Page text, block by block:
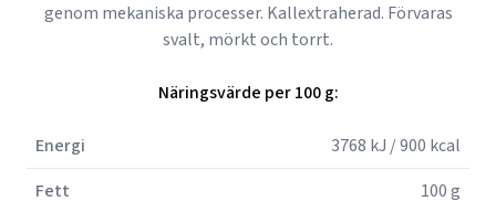
genom mekaniska processer. Kallextraherad. Förvaras
svalt, mörkt och torrt.
Näringsvärde per 100 g:
Energi
3768 kJ / 900 kcal
Fett
100 g